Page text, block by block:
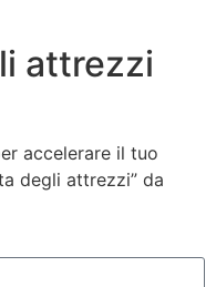
attrezzi
accelerare il tuo
degli attrezzi” da